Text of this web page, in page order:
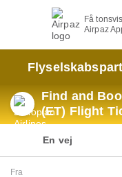
Få
Airpaz
Find and
(ET) Flight
En vej
Fra